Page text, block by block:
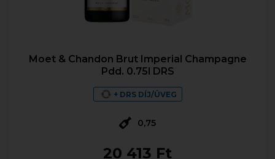
Moet & Chandon Brut Imperial Champagne
Pdd. 0.75l DRS
+ DRS DÍJ/ÜVEG
0,75
20 413 Ft